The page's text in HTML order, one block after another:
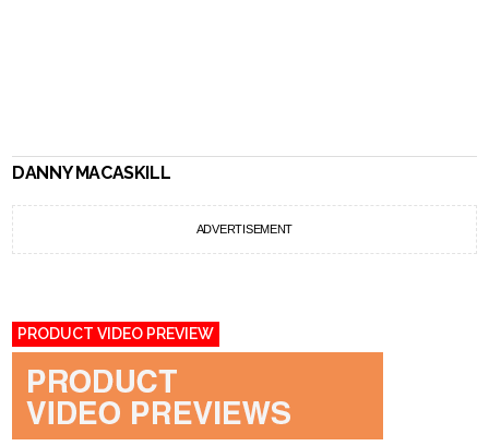
DANNY MACASKILL
ADVERTISEMENT
PRODUCT VIDEO PREVIEW